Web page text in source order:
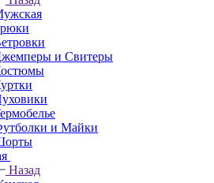
и Свитеры
и Майки
Назад